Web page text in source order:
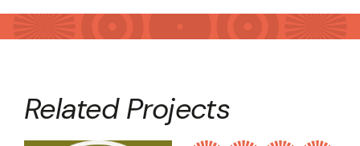
Related Projects